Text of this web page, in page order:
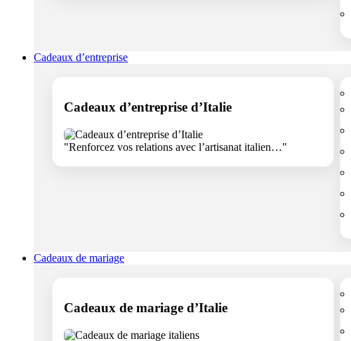
Cadeaux d’entreprise
Cadeaux d’entreprise d’Italie
"Renforcez vos relations avec l’artisanat italien…"
Cadeaux de mariage
Cadeaux de mariage d’Italie